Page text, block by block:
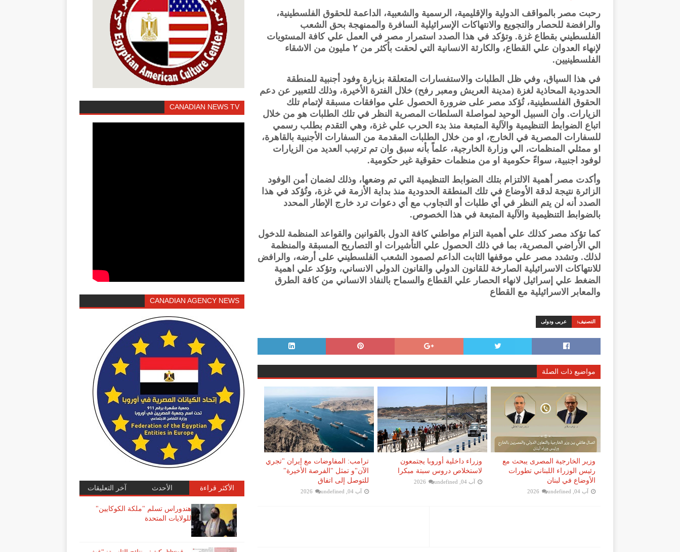
رحبت مصر بالمواقف الدولية والإقليمية، الرسمية والشعبية، الداعمة للحقوق الفلسطينية،
والرافضة للحصار والتجويع والانتهاكات الإسرائيلية السافرة والممنهجة بحق الشعب
الفلسطيني بقطاع غزة. وتؤكد في هذا الصدد استمرار مصر في العمل علي كافة المستويات
لإنهاء العدوان علي القطاع، والكارثة الانسانية التي لحقت بأكثر من ٢ مليون من الاشقاء
الفلسطينيين.
في هذا السياق، وفي ظل الطلبات والاستفسارات المتعلقة بزيارة وفود أجنبية للمنطقة
الحدودية المحاذية لغزة (مدينة العريش ومعبر رفح) خلال الفترة الأخيرة، وذلك للتعبير عن دعم
الحقوق الفلسطينية، تُؤكد مصر على ضرورة الحصول علي موافقات مسبقة لإتمام تلك
الزيارات. وأن السبيل الوحيد لمواصلة السلطات المصرية النظر في تلك الطلبات هو من خلال
اتباع الضوابط التنظيمية والآلية المتبعة منذ بدء الحرب علي غزة، وهي التقدم بطلب رسمي
للسفارات المصرية في الخارج، او من خلال الطلبات المقدمة من السفارات الأجنبية بالقاهرة،
او ممثلي المنظمات، الي وزارة الخارجية، علماً بأنه سبق وان تم ترتيب العديد من الزيارات
لوفود اجنبية، سواءً حكومية او من منظمات حقوقية غير حكومية.
وأكدت مصر أهمية الالتزام بتلك الضوابط التنظيمية التي تم وضعها، وذلك لضمان أمن الوفود
الزائرة نتيجة لدقة الأوضاع في تلك المنطقة الحدودية منذ بداية الأزمة في غزة، وتُؤكد في هذا
الصدد أنه لن يتم النظر في أي طلبات أو التجاوب مع أي دعوات ترد خارج الإطار المحدد
بالضوابط التنظيمية والآلية المتبعة في هذا الخصوص.
كما تؤكد مصر كذلك علي أهمية التزام مواطني كافة الدول بالقوانين والقواعد المنظمة للدخول
الي الأراضي المصرية، بما في ذلك الحصول علي التأشيرات او التصاريح المسبقة والمنظمة
لذلك. وتشدد مصر علي موقفها الثابت الداعم لصمود الشعب الفلسطيني على أرضه، والرافض
للانتهاكات الاسرائيلية الصارخة للقانون الدولي والقانون الدولي الانساني، وتؤكد علي اهمية
الضغط علي إسرائيل لانهاء الحصار علي القطاع والسماح بالنفاذ الانساني من كافة الطرق
والمعابر الاسرائيلية مع القطاع
التصنيف: عربى ودولى
مواضيع ذات الصلة
وزير الخارجية المصرى يبحث مع
رئيس الوزراء اللبناني تطورات
الأوضاع في لبنان
آب 04, 2026 undefined
وزراء داخلية أوروبا يجتمعون
لاستخلاص دروس سبتة مبكرا
آب 04, 2026 undefined
ترامب: المفاوضات مع إيران "تجري
الآن"و تمثل "الفرصة الأخيرة"
للتوصل إلى اتفاق
آب 04, 2026 undefined
CANADIAN NEWS TV
CANADIAN AGENCY NEWS
الأكثر قراءة الأحدث آخر التعليقات
هندوراس تسلم "ملكة الكوكايين"
للولايات المتحدة